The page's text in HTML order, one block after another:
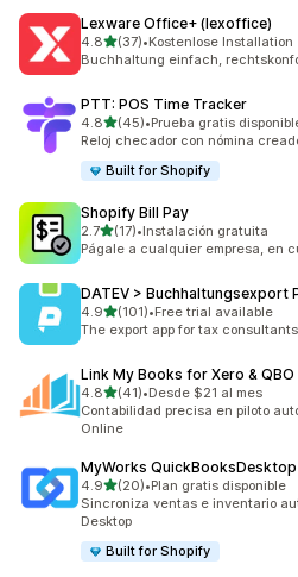
Lexware Office+ (lexoffice)
4.8de 5 estrellas
(37)
37 reseñas en total
•Kostenlose Installation
Buchhaltung einfach,
PTT: POS Time Tracker
4.8de 5 estrellas
(45)
45 reseñas en total
•Prueba gratis
Reloj checador con nómina
Built for Shopify
Shopify Bill Pay
2.7de 5 estrellas
(17)
17 reseñas en total
•Instalación gratuita
Págale a cualquier empresa, en
DATEV > Buchhaltungsexport
4.9de 5 estrellas
(101)
101 reseñas en total
•Free trial available
The export app for tax
Link My Books for Xero & QBO
4.8de 5 estrellas
(41)
41 reseñas en total
•Desde $21 al mes
Contabilidad precisa en piloto
Online
MyWorks
4.9de 5 estrellas
(20)
20 reseñas en total
•Plan gratis disponible
Sincroniza ventas e inventario
Desktop
Built for Shopify